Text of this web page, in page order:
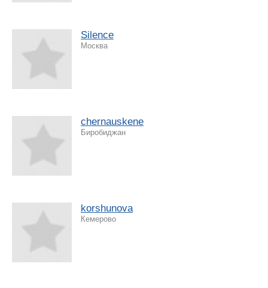
Silence
Москва
chernauskene
Биробиджан
korshunova
Кемерово